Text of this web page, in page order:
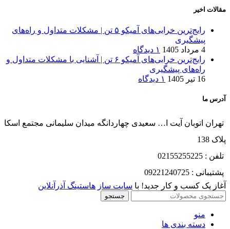
مقالات اخیر
رایج‌ترین خرابی‌های آمیکو ۵ تن | مشکلات متداول و راه‌های
پیشگیری
4 مرداد 1405
۱ دیدگاه
رایج‌ترین خرابی‌های آمیکو ۶ تن | آشنایی با مشکلات متداول و
راه‌های پیشگیری
16 تیر 1405
۱ دیدگاه
آدرس ما
تهران اتوبان آیت ا… سعیدی چهاردانگه میدان سلیمانی مجتمع اسکا
پلاک 138
تلفن : 02155255225
پشتیبانی : 09221240725
آغاز یک کسب و کار جدید! با سایت ساز هاستینگ آذرآنلاین
جستجو
منو
دسته بندی ها